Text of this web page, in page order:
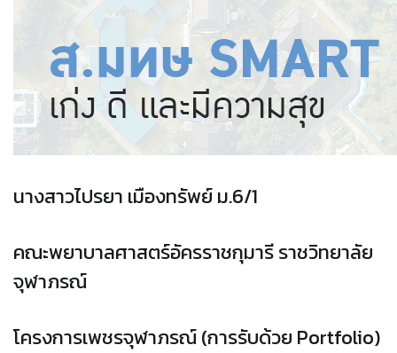
นางสาวไปรยา เมืองทรัพย์ ม.6/1
คณะพยาบาลศาสตร์อัครราชกุมารี ราชวิทยาลัย
จุฬาภรณ์
โครงการเพชรจุฬาภรณ์ (การรับด้วย Portfolio)